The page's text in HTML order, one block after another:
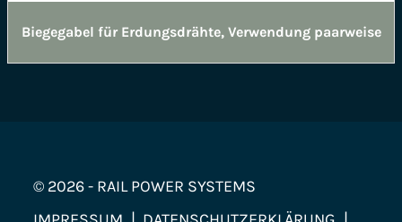
Biegegabel für Erdungsdrähte, Verwendung paarweise
© 2026 - RAIL POWER SYSTEMS